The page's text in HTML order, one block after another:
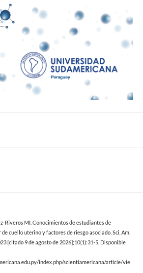
Riveros MI. Conocimientos de estudiantes de
cuello uterino y factores de riesgo asociado. Sci. Am.
[citado 9 de agosto de 2026];10(1):31-5. Disponible
index.php/scientiamericana/article/vie